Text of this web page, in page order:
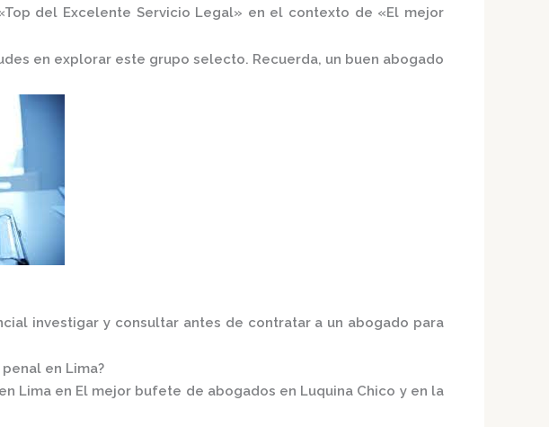
del Excelente Servicio Legal» en el contexto de «El mejor
en explorar este grupo selecto. Recuerda, un buen abogado
investigar y consultar antes de contratar a un abogado para
en Lima?
Lima en El mejor bufete de abogados en Luquina Chico y en la